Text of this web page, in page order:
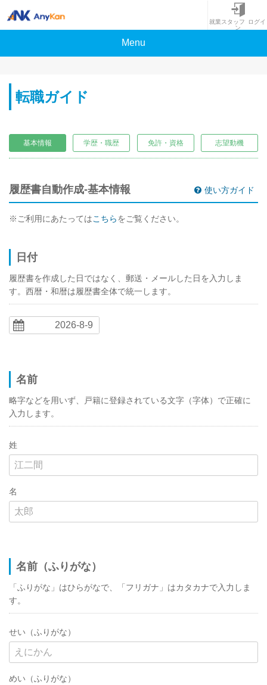
就業スタッフ ログイ
ン
Menu
転職ガイド
基本情報 学歴・職歴 免許・資格 志望動機
履歴書自動作成-基本情報 使い方ガイド
※ご利用にあたってはこちらをご覧ください。
日付
履歴書を作成した日ではなく、郵送・メールした日を入力しま
す。西暦・和暦は履歴書全体で統一します。
名前
略字などを用いず、戸籍に登録されている文字（字体）で正確に
入力します。
姓
名
名前（ふりがな）
「ふりがな」はひらがなで、「フリガナ」はカタカナで入力しま
す。
せい（ふりがな）
めい（ふりがな）